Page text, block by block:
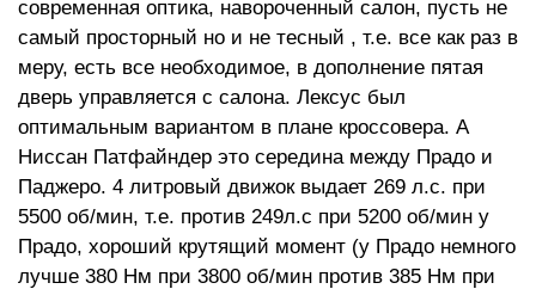
современная оптика, навороченный салон, пусть не
самый просторный но и не тесный , т.е. все как раз в
меру, есть все необходимое, в дополнение пятая
дверь управляется с салона. Лексус был
оптимальным вариантом в плане кроссовера. А
Ниссан Патфайндер это середина между Прадо и
Паджеро. 4 литровый движок выдает 269 л.с. при
5500 об/мин, т.е. против 249л.с при 5200 об/мин у
Прадо, хороший крутящий момент (у Прадо немного
лучше 380 Нм при 3800 об/мин против 385 Нм при